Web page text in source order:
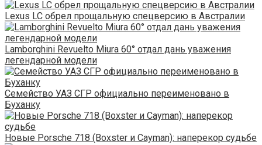
Lexus LC обрел прощальную спецверсию в Австралии
Lamborghini Revuelto Miura 60° отдал дань уважения
легендарной модели
Семейство УАЗ СГР официально переименовано в
Буханку
Новые Porsche 718 (Boxster и Cayman): наперекор судьбе